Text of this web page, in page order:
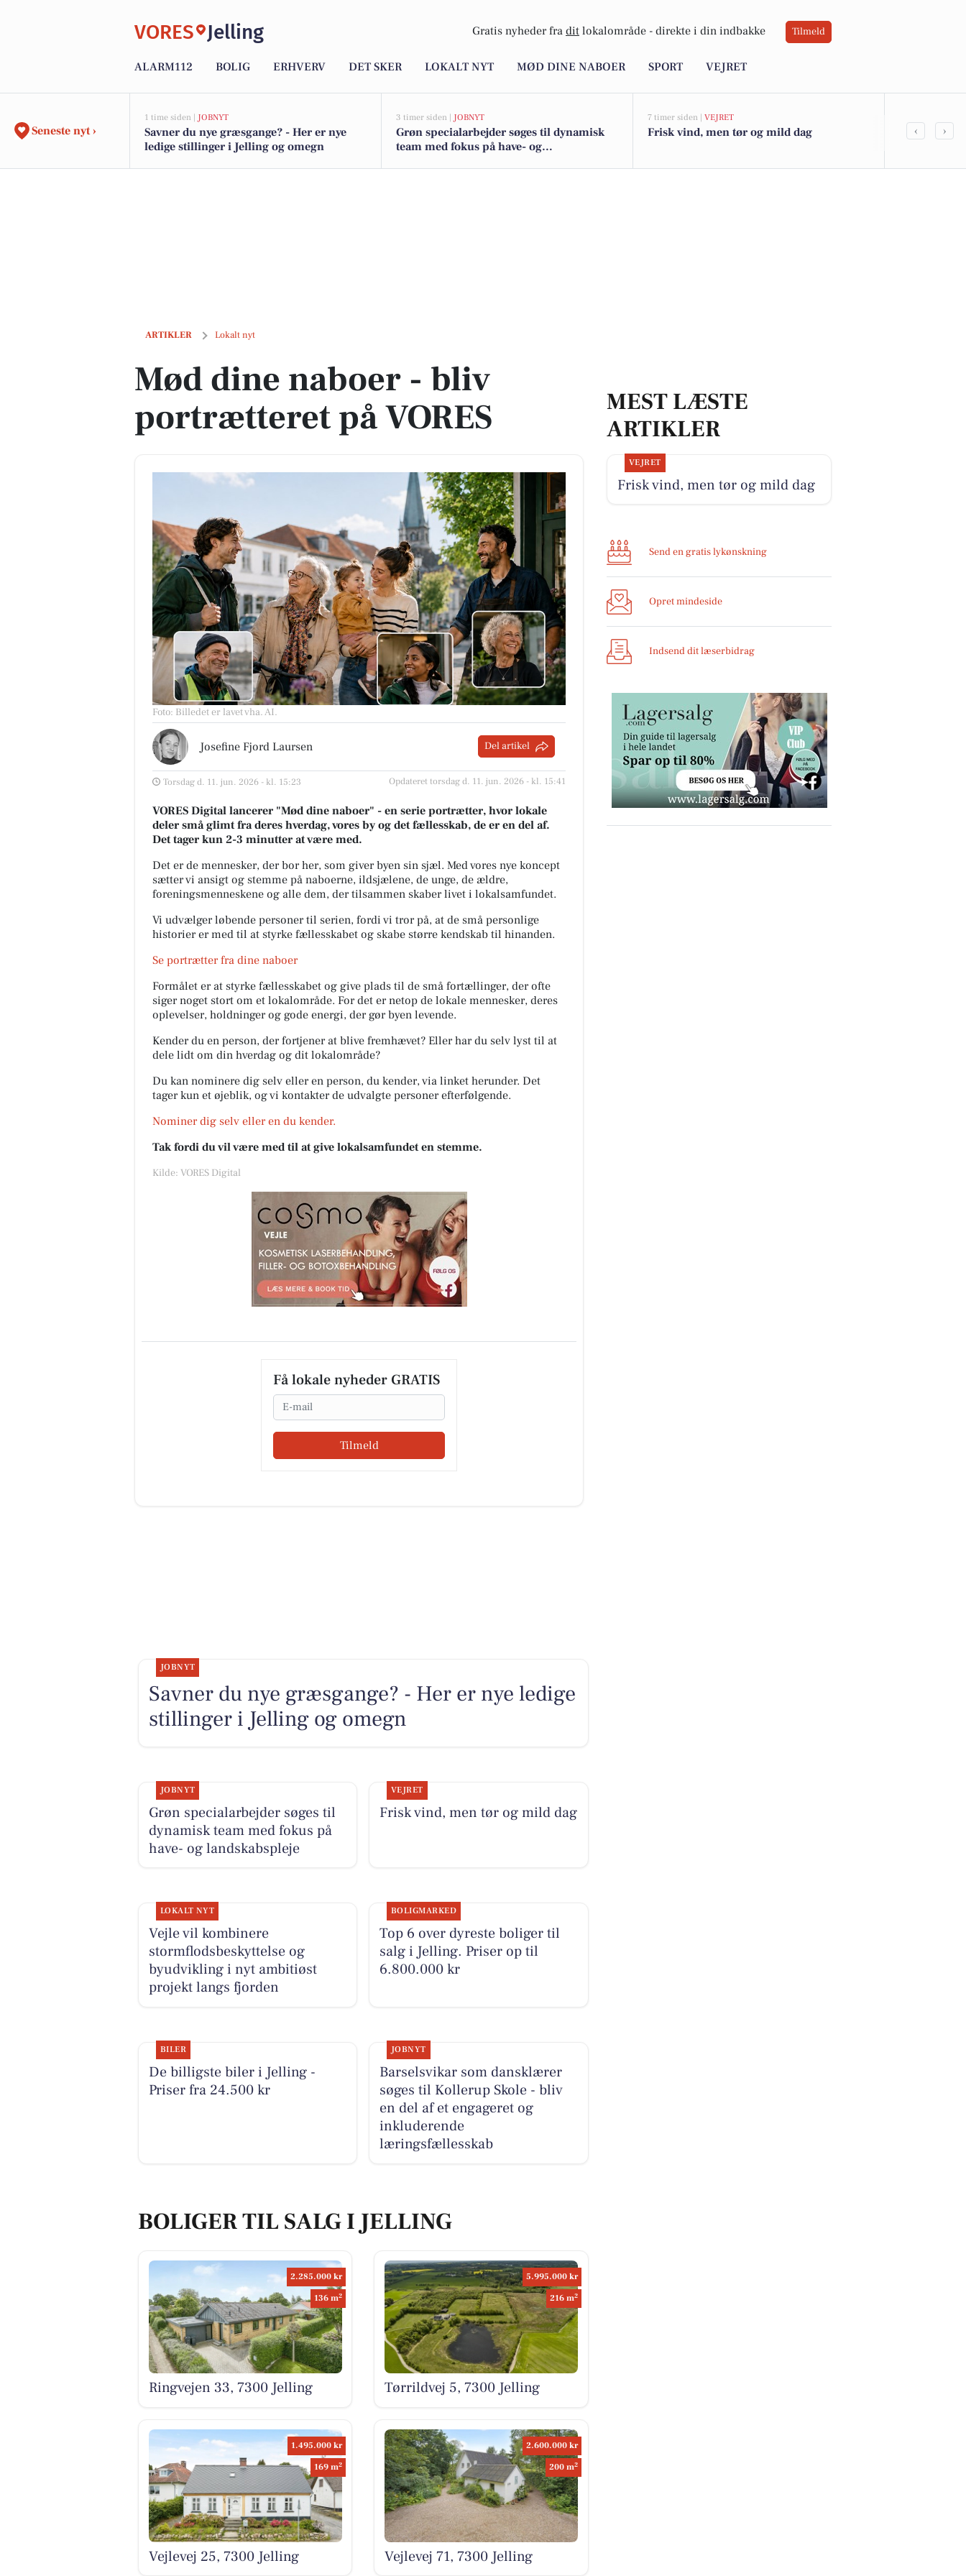
VORES Jelling Gratis nyheder fra dit lokalområde - direkte i din indbakke Tilmeld
ALARM112 BOLIG ERHVERV DET SKER LOKALT NYT MØD DINE NABOER SPORT VEJRET
Seneste nyt ›
1 time siden | JOBNYT
Savner du nye græsgange? - Her er nye
ledige stillinger i Jelling og omegn
3 timer siden | JOBNYT
Grøn specialarbejder søges til dynamisk
team med fokus på have- og
7 timer siden | VEJRET
Frisk vind, men tør og mild dag
Vejle vil
‹ ›
ARTIKLER Lokalt nyt
Mød dine naboer - bliv portrætteret på VORES
Mød dine naboer - bliv
portrætteret på VORES
Foto: Billedet er lavet vha. AI.
Josefine Fjord Laursen Del artikel
Torsdag d. 11. jun. 2026 - kl. 15:23 Opdateret torsdag d. 11. jun. 2026 - kl. 15:41
VORES Digital lancerer "Mød dine naboer" - en serie portrætter, hvor lokale
deler små glimt fra deres hverdag, vores by og det fællesskab, de er en del af.
Det tager kun 2-3 minutter at være med.
Det er de mennesker, der bor her, som giver byen sin sjæl. Med vores nye koncept
sætter vi ansigt og stemme på naboerne, ildsjælene, de unge, de ældre,
foreningsmenneskene og alle dem, der tilsammen skaber livet i lokalsamfundet.
Vi udvælger løbende personer til serien, fordi vi tror på, at de små personlige
historier er med til at styrke fællesskabet og skabe større kendskab til hinanden.
Se portrætter fra dine naboer
Formålet er at styrke fællesskabet og give plads til de små fortællinger, der ofte
siger noget stort om et lokalområde. For det er netop de lokale mennesker, deres
oplevelser, holdninger og gode energi, der gør byen levende.
Kender du en person, der fortjener at blive fremhævet? Eller har du selv lyst til at
dele lidt om din hverdag og dit lokalområde?
Du kan nominere dig selv eller en person, du kender, via linket herunder. Det
tager kun et øjeblik, og vi kontakter de udvalgte personer efterfølgende.
Nominer dig selv eller en du kender.
Tak fordi du vil være med til at give lokalsamfundet en stemme.
Kilde: VORES Digital
Få lokale nyheder GRATIS
Email
Tilmeld
MEST LÆSTE
ARTIKLER
VEJRET
Frisk vind, men tør og mild dag
Send en gratis lykønskning
Opret mindeside
Indsend dit læserbidrag
JOBNYT
Savner du nye græsgange? - Her er nye ledige
stillinger i Jelling og omegn
JOBNYT
Grøn specialarbejder søges til
dynamisk team med fokus på
have- og landskabspleje
VEJRET
Frisk vind, men tør og mild dag
LOKALT NYT
Vejle vil kombinere
stormflodsbeskyttelse og
byudvikling i nyt ambitiøst
projekt langs fjorden
BOLIGMARKED
Top 6 over dyreste boliger til
salg i Jelling. Priser op til
6.800.000 kr
BILER
De billigste biler i Jelling -
Priser fra 24.500 kr
JOBNYT
Barselsvikar som dansklærer
søges til Kollerup Skole - bliv
en del af et engageret og
inkluderende
læringsfællesskab
BOLIGER TIL SALG I JELLING
2.285.000 kr
136 m2
Ringvejen 33, 7300 Jelling
5.995.000 kr
216 m2
Tørrildvej 5, 7300 Jelling
1.495.000 kr
169 m2
Vejlevej 25, 7300 Jelling
2.600.000 kr
200 m2
Vejlevej 71, 7300 Jelling